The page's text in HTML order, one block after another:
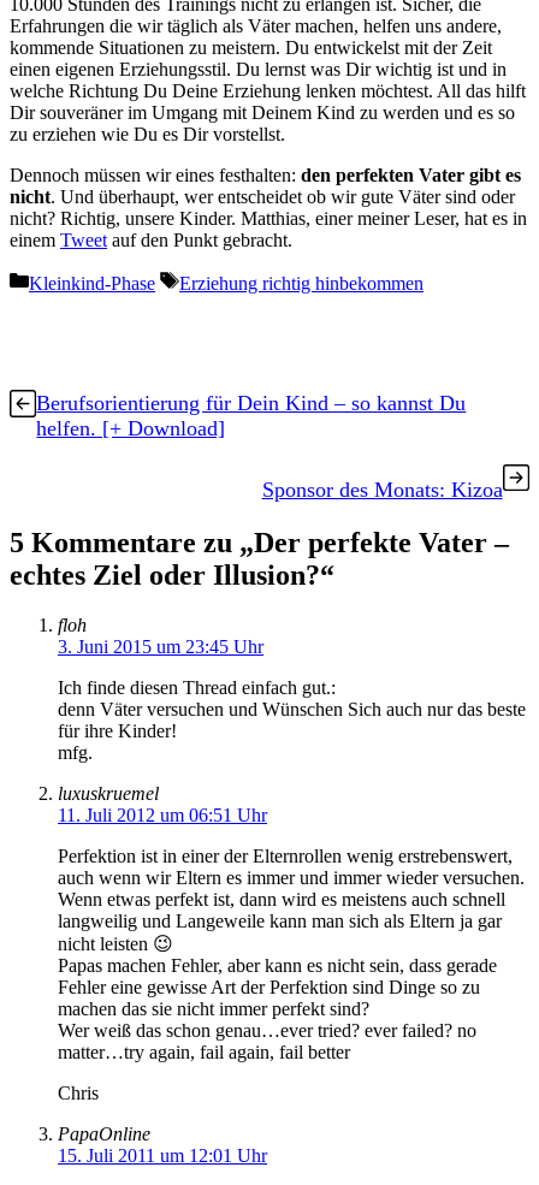
Erfahrungen die wir täglich als Väter machen, helfen uns andere,
kommende Situationen zu meistern. Du entwickelst mit der Zeit
einen eigenen Erziehungsstil. Du lernst was Dir wichtig ist und in
welche Richtung Du Deine Erziehung lenken möchtest. All das hilft
Dir souveräner im Umgang mit Deinem Kind zu werden und es so
zu erziehen wie Du es Dir vorstellst.
Dennoch müssen wir eines festhalten: den perfekten Vater gibt es
nicht. Und überhaupt, wer entscheidet ob wir gute Väter sind oder
nicht? Richtig, unsere Kinder. Matthias, einer meiner Leser, hat es in
einem Tweet auf den Punkt gebracht.
Kategorien
Kleinkind-Phase Schlagwörter
Erziehung richtig hinbekommen
Berufsorientierung für Dein Kind – so kannst Du
helfen. [+ Download]
Sponsor des Monats: Kizoa
5 Kommentare zu „Der perfekte Vater –
echtes Ziel oder Illusion?“
floh
3. Juni 2015 um 23:45 Uhr
Ich finde diesen Thread einfach gut.:
denn Väter versuchen und Wünschen Sich auch nur das beste
für ihre Kinder!
mfg.
luxuskruemel
11. Juli 2012 um 06:51 Uhr
Perfektion ist in einer der Elternrollen wenig erstrebenswert,
auch wenn wir Eltern es immer und immer wieder versuchen.
Wenn etwas perfekt ist, dann wird es meistens auch schnell
langweilig und Langeweile kann man sich als Eltern ja gar
nicht leisten 😉
Papas machen Fehler, aber kann es nicht sein, dass gerade
Fehler eine gewisse Art der Perfektion sind Dinge so zu
machen das sie nicht immer perfekt sind?
Wer weiß das schon genau…ever tried? ever failed? no
matter…try again, fail again, fail better
Chris
PapaOnline
15. Juli 2011 um 12:01 Uhr